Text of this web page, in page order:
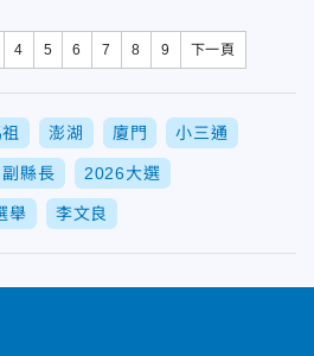
4 5 6 7 8 9 下一頁
澎湖 廈門 小三通
副縣長 2026大選
舉 李文良